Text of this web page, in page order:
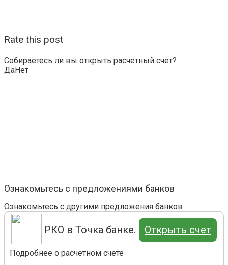
Rate this post
Собираетесь ли вы открыть расчетный счет?
ДаНет
Ознакомьтесь с предложениями банков
Ознакомьтесь с другими предложения банков
РКО в Точка банке. Открыть счет
Подробнее о расчетном счете